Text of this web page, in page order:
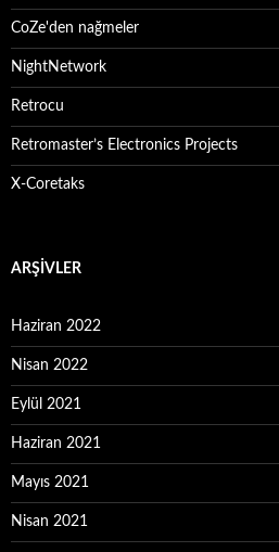
CoZe'den nağmeler
NightNetwork
Retrocu
Retromaster’s Electronics Projects
X-Coretaks
ARŞIVLER
Haziran 2022
Nisan 2022
Eylül 2021
Haziran 2021
Mayıs 2021
Nisan 2021